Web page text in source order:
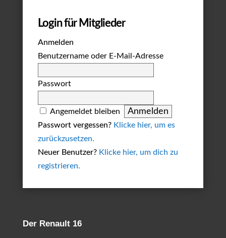
Login für Mitglieder
Anmelden
Benutzername oder E-Mail-Adresse
Passwort
Angemeldet bleiben
Passwort vergessen? Klicke hier, um es
zurückzusetzen.
Neuer Benutzer? Klicke hier, um dich zu
registrieren.
Der Renault 16